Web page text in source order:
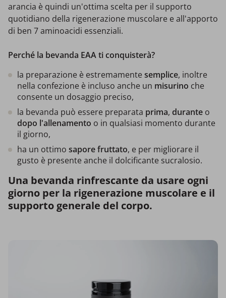
arancia è quindi un'ottima scelta per il supporto
quotidiano della rigenerazione muscolare e all'apporto
di ben 7 aminoacidi essenziali.
Perché la bevanda EAA ti conquisterà?
la preparazione è estremamente semplice, inoltre
nella confezione è incluso anche un misurino che
consente un dosaggio preciso,
la bevanda può essere preparata prima, durante o
dopo l'allenamento o in qualsiasi momento durante
il giorno,
ha un ottimo sapore fruttato, e per migliorare il
gusto è presente anche il dolcificante sucralosio.
Una bevanda rinfrescante da usare ogni
giorno per la rigenerazione muscolare e il
supporto generale del corpo.